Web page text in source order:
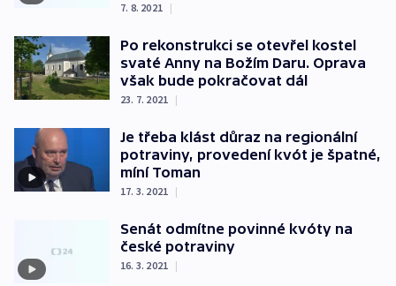
7. 8. 2021 |
Po rekonstrukci se otevřel kostel
svaté Anny na Božím Daru. Oprava
však bude pokračovat dál
23. 7. 2021 |
Je třeba klást důraz na regionální
potraviny, provedení kvót je špatné,
míní Toman
17. 3. 2021 |
Senát odmítne povinné kvóty na
české potraviny
16. 3. 2021 |